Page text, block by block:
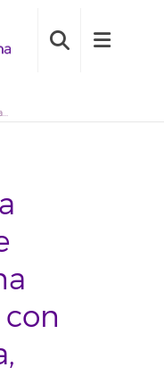
Primer listado provisional de la convocatoria de selección de una beca formativa con Perfil: «Big Data, Open Data y Blockchain». (2022BDB004)